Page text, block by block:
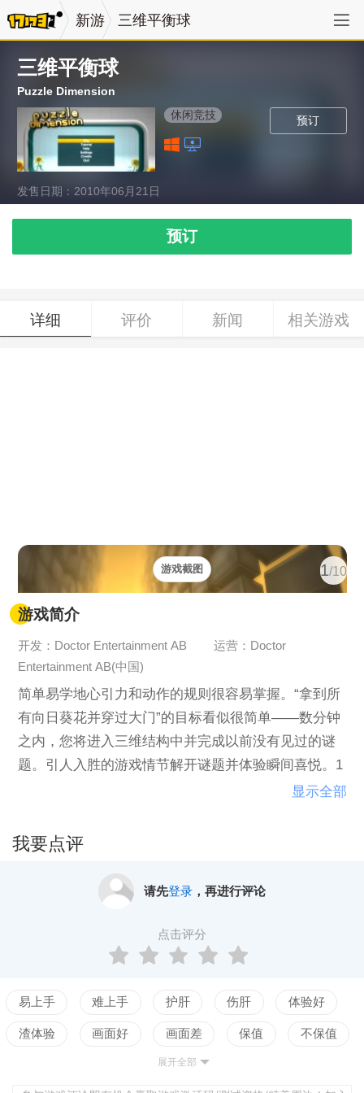
新游 三维平衡球
三维平衡球
Puzzle Dimension
预订
休闲竞技
发售日期：2010年06月21日
预订
详细 评价 新闻 相关游戏
1/10
游戏截图
游戏简介
开发：Doctor Entertainment AB
运营：Doctor
Entertainment AB(中国)
简单易学地心引力和动作的规则很容易掌握。“拿到所
有向日葵花并穿过大门”的目标看似很简单——数分钟
之内，您将进入三维结构中并完成以前没有见过的谜
题。引人入胜的游戏情节解开谜题并体验瞬间喜悦。1
00 个独一无二的谜题，让您尽情选择；长达几个小时
闯关成功，视听教材也随之改变——以像素喷泉表现
效果。混合着清脆音乐和 8 位元 chip tune（芯片音
乐）的音乐对您的游戏进展作出反应。游戏特色：100
个独一无二、错综复杂的谜题经典趣味谜题的构成元
素：冰方块和火障碍物；传送器；按钮、钉子等。自
画面和音乐。与在线排行榜上及成绩突出的玩家展开
竞争。
显示全部
我要点评
请先登录，再进行评论
点击评分
易上手 难上手 护肝 伤肝 体验好
渣体验 画面好 画面差 保值 不保值
测试
展开全部